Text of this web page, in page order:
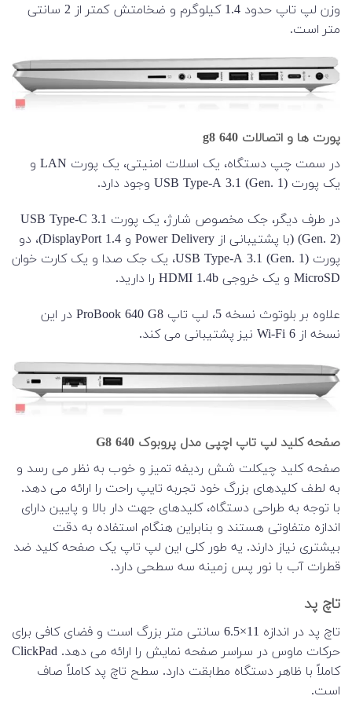
وزن لپ تاپ حدود 1.4 کیلوگرم و ضخامتش کمتر از 2 سانتی
متر است.
پورت ها و اتصالات 640 g8
در سمت چپ دستگاه، یک اسلات امنیتی، یک پورت LAN و
یک پورت USB Type-A 3.1 (Gen. 1) وجود دارد.
در طرف دیگر، جک مخصوص شارژ، یک پورت USB Type-C 3.1
(Gen. 2) (با پشتیبانی از Power Delivery و DisplayPort 1.4)، دو
پورت USB Type-A 3.1 (Gen. 1)، یک جک صدا و یک کارت خوان
MicroSD و یک خروجی HDMI 1.4b را دارید.
علاوه بر بلوتوث نسخه 5، لپ تاپ ProBook 640 G8 در این
نسخه از Wi-Fi 6 نیز پشتیبانی می کند.
صفحه کلید لپ تاپ اچپی مدل پروبوک 640 G8
صفحه کلید چیکلت شش ردیفه تمیز و خوب به نظر می رسد و
به لطف کلیدهای بزرگ خود تجربه تایپ راحت را ارائه می دهد.
با توجه به طراحی دستگاه، کلیدهای جهت دار بالا و پایین دارای
اندازه متفاوتی هستند و بنابراین هنگام استفاده به دقت
بیشتری نیاز دارند. یه طور کلی این لپ تاپ یک صفحه کلید ضد
قطرات آب با نور پس زمینه سه سطحی دارد.
تاچ پد
تاچ پد در اندازه 11×6.5 سانتی متر بزرگ است و فضای کافی برای
حرکات ماوس در سراسر صفحه نمایش را ارائه می دهد. ClickPad
کاملاً با ظاهر دستگاه مطابقت دارد. سطح تاچ پد کاملاً صاف
است.